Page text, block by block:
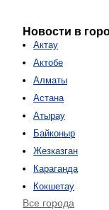
Новости в
Актау
Актобе
Алматы
Астана
Атырау
Байконыр
Жезказган
Караганда
Кокшетау
Все города